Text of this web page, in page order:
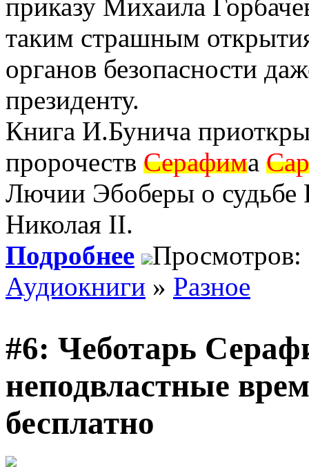
приказу Михаила
таким страшным
органов безопасности
президенту.
Книга И.Бунича
пророчеств Серафима
Лючии Эбоберы о судьбе
Николая II.
Подробнее
Просмотров:
Аудиокниги » Разное
#6: Чеботарь
неподвластные
бесплатно